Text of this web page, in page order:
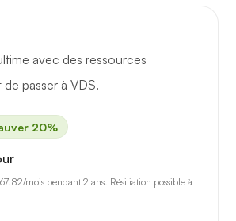
avec des ressources
de passer à VDS.
20%
/mois pendant 2 ans. Résiliation possible à